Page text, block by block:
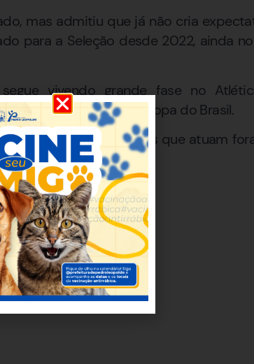
mas admitiu que já não cria
para a Seleção desde 2022, ainda
vivendo grande fase no
pênaltis decisivos na Copa do Brasil.
brasileiro: jogadores que atuam